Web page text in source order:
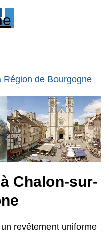
Région de Bourgogne
Chalon-sur-
revêtement uniforme